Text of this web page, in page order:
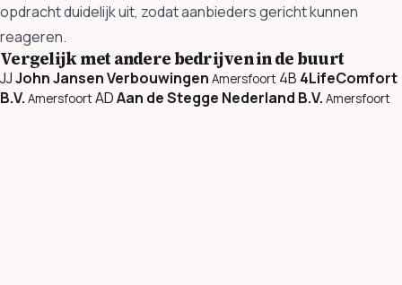
opdracht duidelijk uit, zodat aanbieders gericht kunnen
reageren.
Vergelijk met andere bedrijven in de buurt
JJJohn Jansen Verbouwingen Amersfoort 4B 4LifeComfort
B.V. AmersfoortADAan de Stegge Nederland B.V. Amersfoort